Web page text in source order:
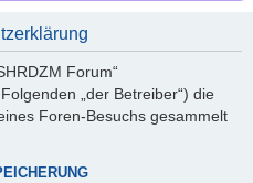
Forum“
„der Betreiber“) die
Foren-Besuchs gesammelt